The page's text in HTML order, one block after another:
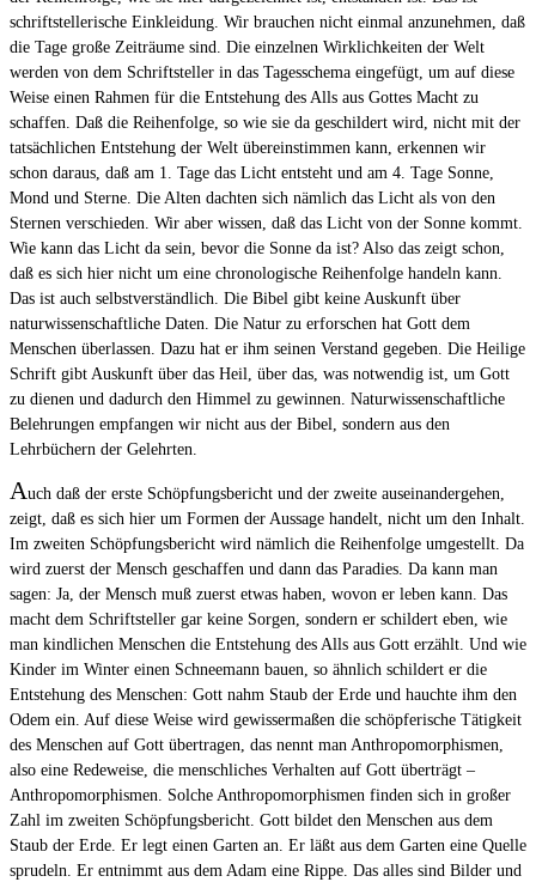
schriftstellerische Einkleidung. Wir brauchen nicht einmal anzunehmen, daß
die Tage große Zeiträume sind. Die einzelnen Wirklichkeiten der Welt
werden von dem Schriftsteller in das Tagesschema eingefügt, um auf diese
Weise einen Rahmen für die Entstehung des Alls aus Gottes Macht zu
schaffen. Daß die Reihenfolge, so wie sie da geschildert wird, nicht mit der
tatsächlichen Entstehung der Welt übereinstimmen kann, erkennen wir
schon daraus, daß am 1. Tage das Licht entsteht und am 4. Tage Sonne,
Mond und Sterne. Die Alten dachten sich nämlich das Licht als von den
Sternen verschieden. Wir aber wissen, daß das Licht von der Sonne kommt.
Wie kann das Licht da sein, bevor die Sonne da ist? Also das zeigt schon,
daß es sich hier nicht um eine chronologische Reihenfolge handeln kann.
Das ist auch selbstverständlich. Die Bibel gibt keine Auskunft über
naturwissenschaftliche Daten. Die Natur zu erforschen hat Gott dem
Menschen überlassen. Dazu hat er ihm seinen Verstand gegeben. Die Heilige
Schrift gibt Auskunft über das Heil, über das, was notwendig ist, um Gott
zu dienen und dadurch den Himmel zu gewinnen. Naturwissenschaftliche
Belehrungen empfangen wir nicht aus der Bibel, sondern aus den
Lehrbüchern der Gelehrten.
Auch daß der erste Schöpfungsbericht und der zweite auseinandergehen,
zeigt, daß es sich hier um Formen der Aussage handelt, nicht um den Inhalt.
Im zweiten Schöpfungsbericht wird nämlich die Reihenfolge umgestellt. Da
wird zuerst der Mensch geschaffen und dann das Paradies. Da kann man
sagen: Ja, der Mensch muß zuerst etwas haben, wovon er leben kann. Das
macht dem Schriftsteller gar keine Sorgen, sondern er schildert eben, wie
man kindlichen Menschen die Entstehung des Alls aus Gott erzählt. Und wie
Kinder im Winter einen Schneemann bauen, so ähnlich schildert er die
Entstehung des Menschen: Gott nahm Staub der Erde und hauchte ihm den
Odem ein. Auf diese Weise wird gewissermaßen die schöpferische Tätigkeit
des Menschen auf Gott übertragen, das nennt man Anthropomorphismen,
also eine Redeweise, die menschliches Verhalten auf Gott überträgt –
Anthropomorphismen. Solche Anthropomorphismen finden sich in großer
Zahl im zweiten Schöpfungsbericht. Gott bildet den Menschen aus dem
Staub der Erde. Er legt einen Garten an. Er läßt aus dem Garten eine Quelle
sprudeln. Er entnimmt aus dem Adam eine Rippe. Das alles sind Bilder und